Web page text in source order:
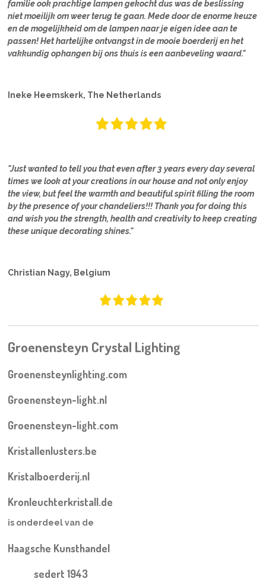
familie ook prachtige lampen gekocht dus was de beslissing
niet moeilijk om weer terug te gaan. Mede door de enorme keuze
en de mogelijkheid om de lampen naar je eigen idee aan te
passen! Het hartelijke ontvangst in de mooie boerderij en het
vakkundig ophangen bij ons thuis is een aanbeveling waard."
Ineke Heemskerk, The Netherlands
"Just wanted to tell you that even after 3 years every day several
times we look at your creations in our house and not only enjoy
the view, but feel the warmth and beautiful spirit filling the room
by the presence of your chandeliers!!! Thank you for doing this
and wish you the strength, health and creativity to keep creating
these unique decorating shines."
Christian Nagy, Belgium
Groenensteyn Crystal Lighting
Groenensteynlighting.com
Groenensteyn-light.nl
Groenensteyn-light.com
Kristallenlusters.be
Kristalboerderij.nl
Kronleuchterkristall.de
is onderdeel van de
Haagsche Kunsthandel
sedert 1943